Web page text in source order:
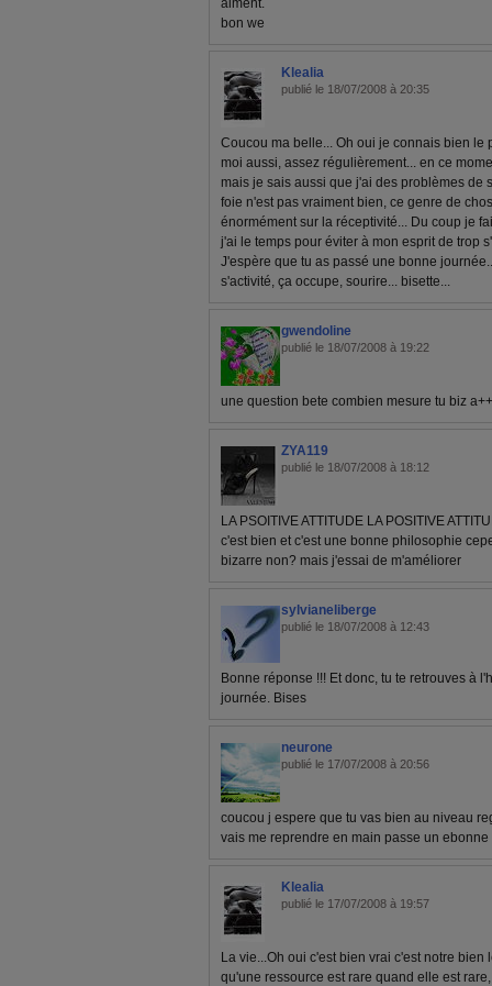
aiment.
bon we
Klealia
publié le 18/07/2008 à 20:35
Coucou ma belle... Oh oui je connais bien le
moi aussi, assez régulièrement... en ce
mais je sais aussi que j'ai des problèmes de
foie n'est pas vraiment bien, ce genre de
énormément sur la réceptivité... Du coup je
j'ai le temps pour éviter à mon esprit de trop
J'espère que tu as passé une bonne
s'activité, ça occupe, sourire... bisette...
gwendoline
publié le 18/07/2008 à 19:22
une question bete combien mesure tu biz a++
ZYA119
publié le 18/07/2008 à 18:12
LA PSOITIVE ATTITUDE LA POSITIVE
c'est bien et c'est une bonne philosophie
bizarre non? mais j'essai de m'améliorer
sylvianeliberge
publié le 18/07/2008 à 12:43
Bonne réponse !!! Et donc, tu te retrouves à
journée. Bises
neurone
publié le 17/07/2008 à 20:56
coucou j espere que tu vas bien au niveau
vais me reprendre en main passe un
Klealia
publié le 17/07/2008 à 19:57
La vie...Oh oui c'est bien vrai c'est notre
qu'une ressource est rare quand elle est